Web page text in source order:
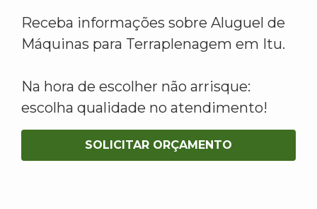
Receba informações sobre Aluguel de
Máquinas para Terraplenagem em Itu.
Na hora de escolher não arrisque:
escolha qualidade no atendimento!
SOLICITAR ORÇAMENTO